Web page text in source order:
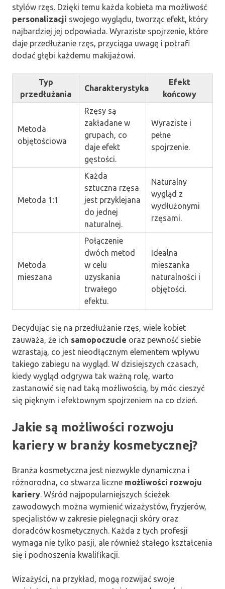
stylów rzęs. Dzięki temu każda kobieta ma możliwość
personalizacji swojego wyglądu, tworząc efekt, który
najbardziej jej odpowiada. Wyraziste spojrzenie, które
daje przedłużanie rzęs, przyciąga uwagę i potrafi
dodać głębi każdemu makijażowi.
Typ
przedłużania
Charakterystyka
Efekt
końcowy
Metoda
objętościowa
Rzęsy są
zakładane w
grupach, co
daje efekt
gęstości.
Wyraziste i
pełne
spojrzenie.
Metoda 1:1
Każda
sztuczna rzęsa
jest przyklejana
do jednej
naturalnej.
Naturalny
wygląd z
wydłużonymi
rzęsami.
Metoda
mieszana
Połączenie
dwóch metod
w celu
uzyskania
trwałego
efektu.
Idealna
mieszanka
naturalności i
objętości.
Decydując się na przedłużanie rzęs, wiele kobiet
zauważa, że ich samopoczucie oraz pewność siebie
wzrastają, co jest nieodłącznym elementem wpływu
takiego zabiegu na wygląd. W dzisiejszych czasach,
kiedy wygląd odgrywa tak ważną rolę, warto
zastanowić się nad taką możliwością, by móc cieszyć
się pięknym i efektownym spojrzeniem na co dzień.
Jakie są możliwości rozwoju
kariery w branży kosmetycznej?
Branża kosmetyczna jest niezwykle dynamiczna i
różnorodna, co stwarza liczne możliwości rozwoju
kariery. Wśród najpopularniejszych ścieżek
zawodowych można wymienić wizażystów, fryzjerów,
specjalistów w zakresie pielęgnacji skóry oraz
doradców kosmetycznych. Każda z tych profesji
wymaga nie tylko pasji, ale również stałego kształcenia
się i podnoszenia kwalifikacji.
Wizażyści, na przykład, mogą rozwijać swoje